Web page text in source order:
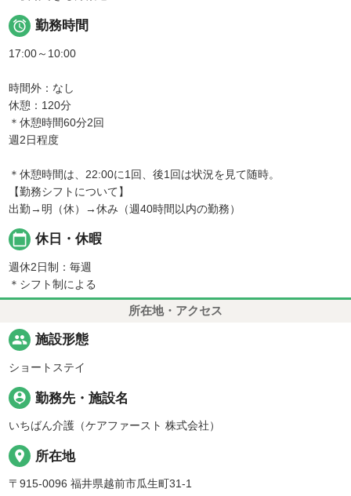
 勤務時間
17:00～10:00
時間外：なし
休憩：120分
＊休憩時間60分2回
週2日程度
＊休憩時間は、22:00に1回、後1回は状況を見て随時。
【勤務シフトについて】
出勤→明（休）→休み（週40時間以内の勤務）
calendar_today 休日・休暇
週休2日制：毎週
＊シフト制による
所在地・アクセス
people 施設形態
ショートステイ
person_pin 勤務先・施設名
いちばん介護（ケアファースト 株式会社）
place 所在地
〒915-0096 福井県越前市瓜生町31-1